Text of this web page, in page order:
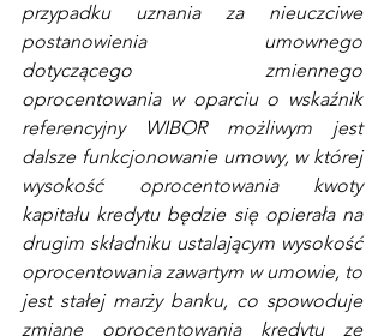
przypadku uznania za nieuczciwe
postanowienia umownego
dotyczącego zmiennego
oprocentowania w oparciu o wskaźnik
referencyjny WIBOR możliwym jest
dalsze funkcjonowanie umowy, w której
wysokość oprocentowania kwoty
kapitału kredytu będzie się opierała na
drugim składniku ustalającym wysokość
oprocentowania zawartym w umowie, to
jest stałej marży banku, co spowoduje
zmianę oprocentowania kredytu ze